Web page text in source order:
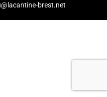
brest.net